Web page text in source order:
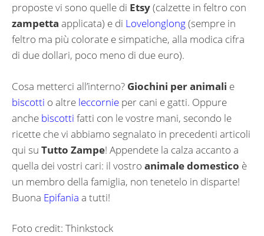
proposte vi sono quelle di Etsy(calzette in feltro con
zampetta applicata) e di Lovelonglong(sempre in
feltro ma più colorate e simpatiche, alla modica cifra
di due dollari, poco meno di due euro).
Cosa metterci all’interno? Giochini per animali e
biscotti o altre leccornie per cani e gatti. Oppure
anche biscotti fatti con le vostre mani, secondo le
ricette che vi abbiamo segnalato in precedenti articoli
qui su Tutto Zampe! Appendete la calza accanto a
quella dei vostri cari: il vostro animale domestico è
un membro della famiglia, non tenetelo in disparte!
Buona Epifania a tutti!
Foto credit: Thinkstock